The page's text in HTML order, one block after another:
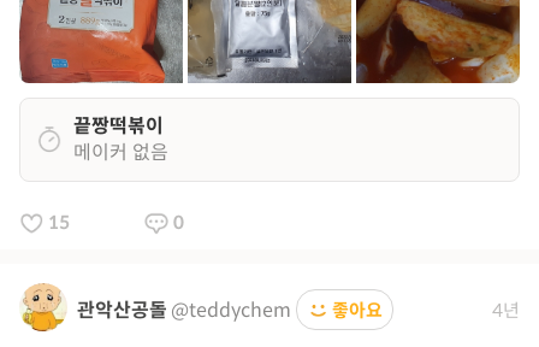
끝짱떡볶이
메이커 없음
15 0
관악산공돌 @teddychem 좋아요 4년